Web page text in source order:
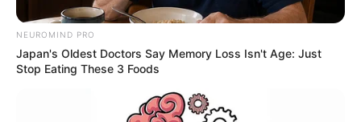
επίσημου ύμνου του κόμματος.
Η επιμέλεια της στήλης γίνεται από την συντακτική ομάδα
NEUROMIND PRO
Japan's Oldest Doctors Say Memory Loss Isn't Age: Just
Stop Eating These 3 Foods